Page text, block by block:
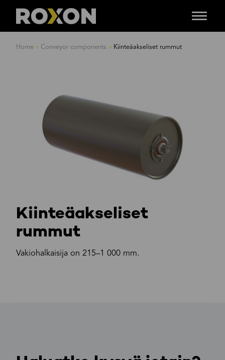
sisältöön
Menu
Home » Conveyor components » Kiinteäakseliset rummut
Kiinteäakseliset
rummut
Vakiohalkaisija on 215–1 000 mm.